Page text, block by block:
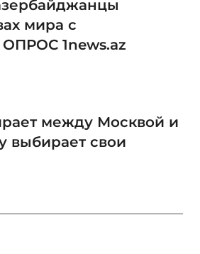
мира с
1news.az
между Москвой и
выбирает свои